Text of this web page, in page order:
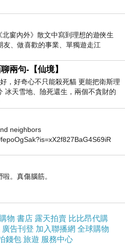
窗內外》散文中寫到理想的遊俠生
、做喜歡的事業、單獨遊走江
兩句-【仙境】
，好奇心不只能殺死貓 更能把衛斯理
冰天雪地、險死還生，兩個不貪財的
人家追尋愛情還
neighbors
。真傷腦筋。
物 書店 露天拍賣 比比昂代購
廣告刊登 加入聯播網 全球購物
錢包 旅遊 服務中心